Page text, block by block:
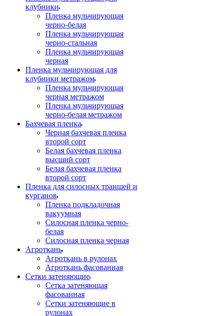
клубники
Пленка мульчирующая
черно-белая
Пленка мульчирующая
черно-стальная
Пленка мульчирующая
черная
Пленка мульчирующая для
клубники метражом
Пленка мульчирующая
черная метражом
Пленка мульчирующая
черно-белая метражом
Бахчевая пленка
Черная бахчевая пленка
второй сорт
Белая бахчевая пленка
высший сорт
Белая бахчевая пленка
второй сорт
Пленка для силосных траншей и
курганов
Пленка подкладочная
вакуумная
Силосная пленка черно-
белая
Силосная пленка черная
Агроткань
Агроткань в рулонах
Агроткань фасованная
Сетки затеняющие
Сетка затеняющая
фасованная
Сетки затеняющие в
рулонах